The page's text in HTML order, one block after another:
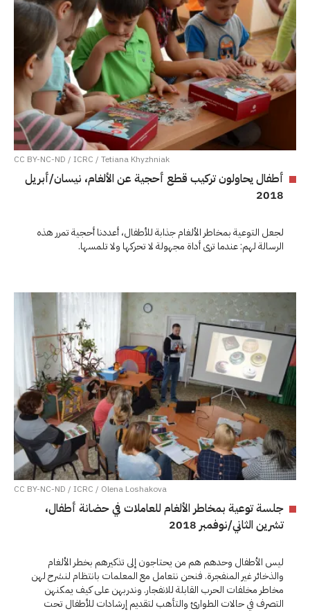
CC BY-NC-ND / ICRC / Tetiana Khyzhniak
أطفال يحاولون تركيب قطع أحجية عن الألغام، نيسان/أبريل
2018
لجعل التوعية بمخاطر الألغام جذابة للأطفال، أعددنا أحجية تمرر هذه
الرسالة لهم: عندما ترى أداة مجهولة لا تحركها ولا تلمسها.
CC BY-NC-ND / ICRC / Olena Loshakova
جلسة توعية بمخاطر الألغام للعاملات في حضانة أطفال،
تشرين الثاني/نوفمبر 2018
ليس الأطفال وحدهم هم من يحتاجون إلى تذكيرهم بخطر الألغام
والذخائر غير المنفجرة. فنحن نتعامل مع المعلمات بانتظام لنشرح لهن
مخاطر مخلفات الحرب القابلة للانفجار. وندربهن على كيف يمكنهن
التصرف في حالات الطوارئ والتأهب لتقديم إرشادات للأطفال تحت